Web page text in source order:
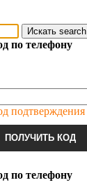
Искать search
по телефону
подтверждения
ПОЛУЧИТЬ КОД
по телефону